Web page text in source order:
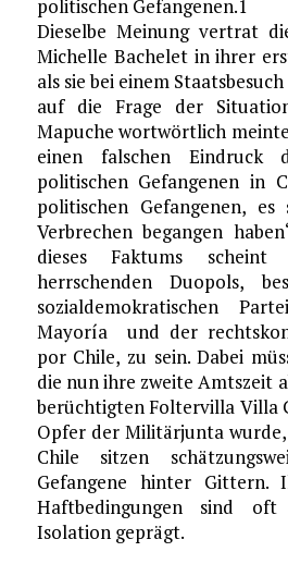
politischen Gefangenen.1
Dieselbe Meinung vertrat
Michelle Bachelet in ihrer
als sie bei einem
auf die Frage der
Mapuche wortwörtlich
einen falschen Eindruck
politischen Gefangenen in
politischen Gefangenen, es
Verbrechen begangen
dieses Faktums scheint
herrschenden Duopols,
sozialdemokratischen
Mayoría und der
por Chile, zu sein. Dabei
die nun ihre zweite Amtszeit
berüchtigten Foltervilla Villa
Opfer der Militärjunta wurde,
Chile sitzen
Gefangene hinter Gittern.
Haftbedingungen sind
Isolation geprägt.